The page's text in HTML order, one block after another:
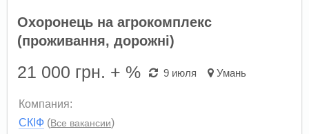
Охоронець на агрокомплекс
(проживання, дорожні)
21 000 грн. + % 9 июля Умань
Компания:
СКІФ (Все вакансии)